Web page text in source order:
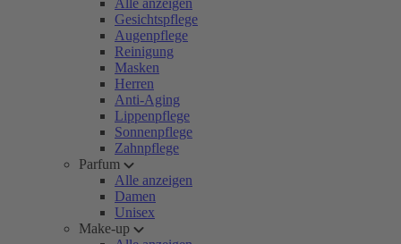
Alle anzeigen
Gesichtspflege
Augenpflege
Reinigung
Masken
Herren
Anti-Aging
Lippenpflege
Sonnenpflege
Zahnpflege
Parfum
Alle anzeigen
Damen
Unisex
Make-up